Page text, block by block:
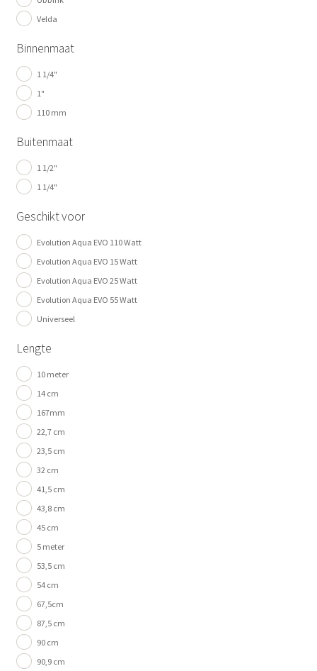
Velda
Binnenmaat
1 1/4"
1"
110 mm
Buitenmaat
1 1/2"
1 1/4"
Geschikt voor
Evolution Aqua EVO 110 Watt
Evolution Aqua EVO 15 Watt
Evolution Aqua EVO 25 Watt
Evolution Aqua EVO 55 Watt
Universeel
Lengte
10 meter
14 cm
167mm
22,7 cm
23,5 cm
32 cm
41,5 cm
43,8 cm
45 cm
5 meter
53,5 cm
54 cm
67,5cm
87,5 cm
90 cm
90,9 cm